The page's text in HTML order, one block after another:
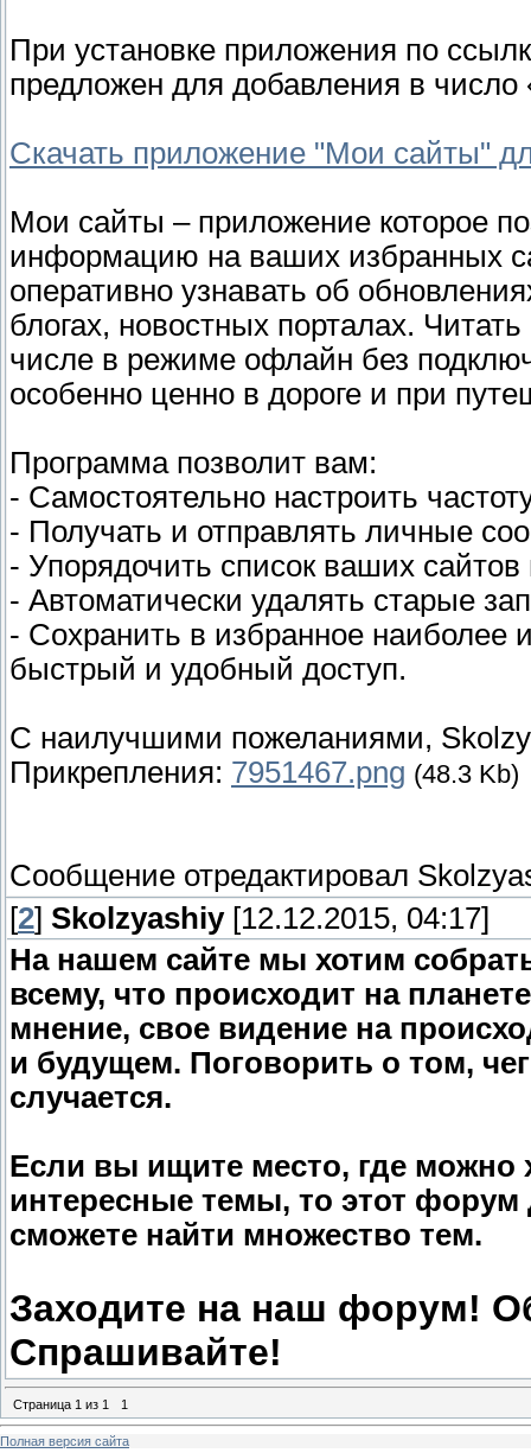
При установке приложения по
предложен для добавления в число
Скачать приложение "Мои сайты"
Мои сайты – приложение которое
информацию на ваших избранных
оперативно узнавать об
блогах, новостных порталах.
числе в режиме офлайн без
особенно ценно в дороге и при
Программа позволит вам:
- Самостоятельно настроить
- Получать и отправлять личные
- Упорядочить список ваших
- Автоматически удалять старые
- Сохранить в избранное наиболее
быстрый и удобный доступ.
C наилучшими пожеланиями,
Прикрепления: 7951467.png (48.3 Kb)
Сообщение отредактировал
[2] Skolzyashiy[12.12.2015, 04:17]
На нашем сайте мы хотим
всему, что происходит на
мнение, свое видение на
и будущем. Поговорить о том,
случается.
Если вы ищите место, где можно
интересные темы, то этот форум
сможете найти множество тем.
Заходите на наш форум!
Спрашивайте!
Страница 1 из 1 1
Полная версия сайта